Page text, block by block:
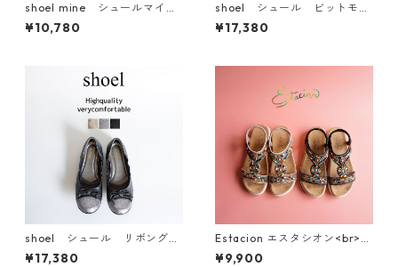
shoel mine シュールマイ
ン レースアップシューズ 9
934
¥10,780
shoel シュール ビットモチ
ーフレザーパンプス 5798
¥17,380
shoel シュール リボングリ
ッターレザーパンプス 6463
¥17,380
Estacion エスタシオン<br>エ
スニック調カラフルビーズデ
¥9,900